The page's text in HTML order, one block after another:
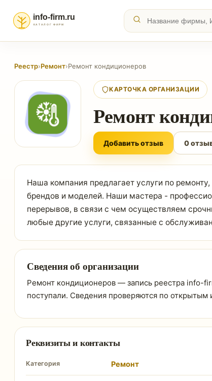
Реестр›Ремонт›Ремонт кондиционеров
КАРТОЧКА ОРГАНИЗАЦИИ
Ремонт
Добавить отзыв 0
Наша компания предлагает услуги по
брендов и моделей. Наши мастера -
перерывов, в связи с чем осуществляем
любые другие услуги, связанные с
Сведения об организации
Ремонт кондиционеров — запись реестра info-
поступали. Сведения проверяются по открытым
Реквизиты и контакты
Категория Ремонт